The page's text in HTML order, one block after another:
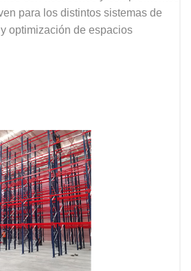
para los distintos sistemas de
optimización de espacios